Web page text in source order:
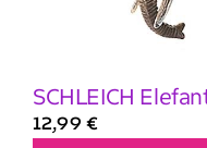
SCHLEICH
12,99 €